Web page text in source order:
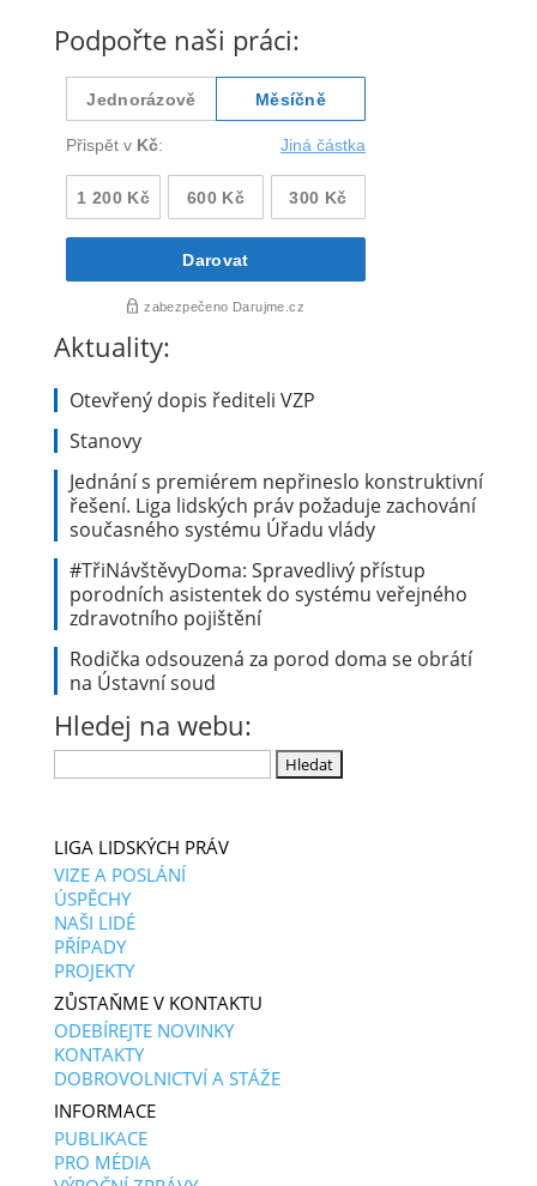
Podpořte naši práci:
Aktuality:
Otevřený dopis řediteli VZP
Stanovy
Jednání s premiérem nepřineslo konstruktivní
řešení. Liga lidských práv požaduje zachování
současného systému Úřadu vlády
#TřiNávštěvyDoma: Spravedlivý přístup
porodních asistentek do systému veřejného
zdravotního pojištění
Rodička odsouzená za porod doma se obrátí
na Ústavní soud
Hledej na webu:
Vyhledávání
LIGA LIDSKÝCH PRÁV
VIZE A POSLÁNÍ
ÚSPĚCHY
NAŠI LIDÉ
PŘÍPADY
PROJEKTY
ZŮSTAŇME V KONTAKTU
ODEBÍREJTE NOVINKY
KONTAKTY
DOBROVOLNICTVÍ A STÁŽE
INFORMACE
PUBLIKACE
PRO MÉDIA